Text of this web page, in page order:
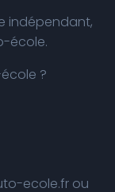
indépendant,
école.
?
ecole.fr ou